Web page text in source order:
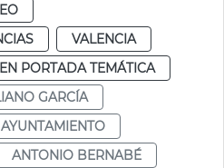
VALENCIA
EN PORTADA TEMÁTICA
GARCÍA
AYUNTAMIENTO
ANTONIO BERNABÉ